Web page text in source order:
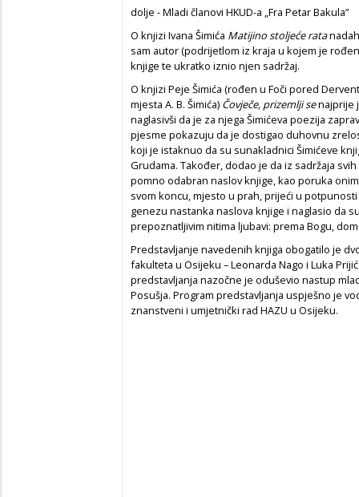
dolje - Mladi članovi HKUD-a „Fra Petar Bakula”
O knjizi Ivana Šimića Matijino stoljeće rata
sam autor (podrijetlom iz kraja u kojem je
knjige te ukratko iznio njen sadržaj.
O knjizi Peje Šimića (rođen u Foči pored
mjesta A. B. Šimića) Čovječe, prizemlji senajprije
naglasivši da je za njega Šimićeva poezija
pjesme pokazuju da je dostigao duhovnu
koji je istaknuo da su sunakladnici Šimićeve
Grudama. Također, dodao je da iz sadržaja
pomno odabran naslov knjige, kao poruka
svom koncu, mjesto u prah, prijeći u
genezu nastanka naslova knjige i naglasio da
prepoznatljivim nitima ljubavi: prema Bogu,
Predstavljanje navedenih knjiga obogatilo je
fakulteta u Osijeku – Leonarda Nago i Luka
predstavljanja nazočne je oduševio nastup
Posušja. Program predstavljanja uspješno je
znanstveni i umjetnički rad HAZU u Osijeku.